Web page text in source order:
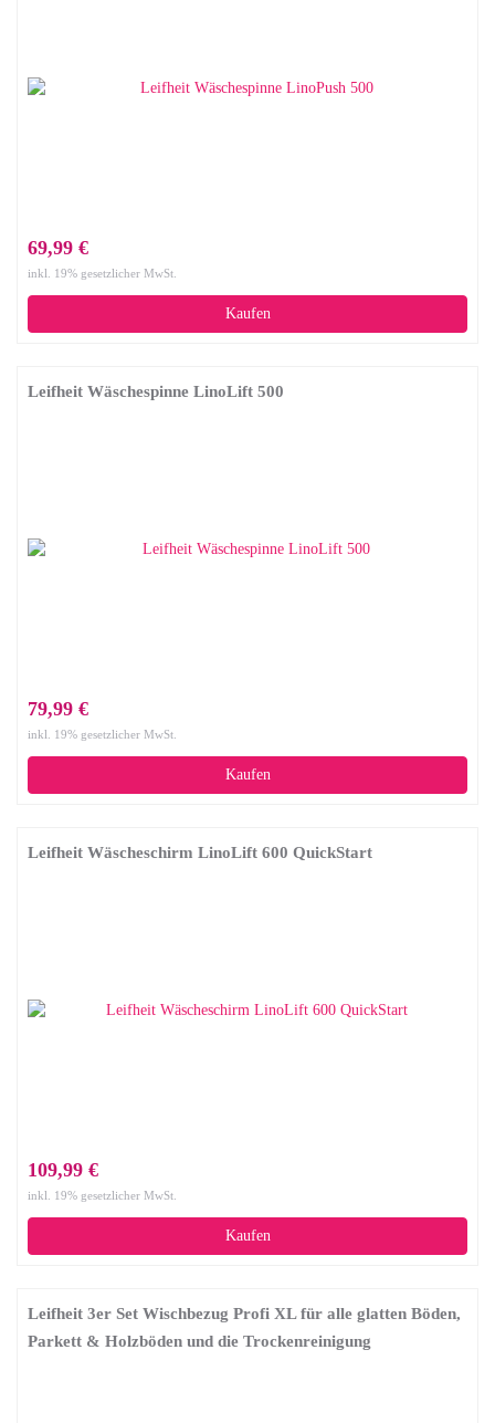
69,99 €
inkl. 19% gesetzlicher MwSt.
Kaufen
Leifheit Wäschespinne LinoLift 500
79,99 €
inkl. 19% gesetzlicher MwSt.
Kaufen
Leifheit Wäscheschirm LinoLift 600 QuickStart
109,99 €
inkl. 19% gesetzlicher MwSt.
Kaufen
Leifheit 3er Set Wischbezug Profi XL für alle glatten Böden,
Parkett & Holzböden und die Trockenreinigung